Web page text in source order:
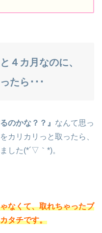
４カ月なのに、
たら･･･
のかな？？』 なんて思っ
カリカリっと取ったら、
した(*´▽｀*)。
なくて、取れちゃったブ
タチです。